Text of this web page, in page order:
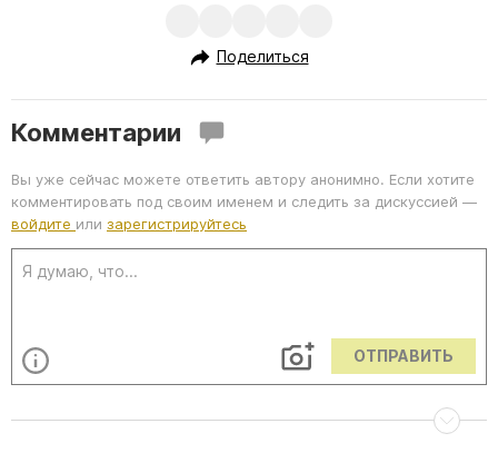
Поделиться
Комментарии
Вы уже сейчас можете ответить автору анонимно. Если хотите
комментировать под своим именем и следить за дискуссией —
войдите или зарегистрируйтесь
ОТПРАВИТЬ